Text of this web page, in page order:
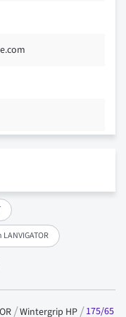
LANVIGATOR
Wintergrip HP
175/65